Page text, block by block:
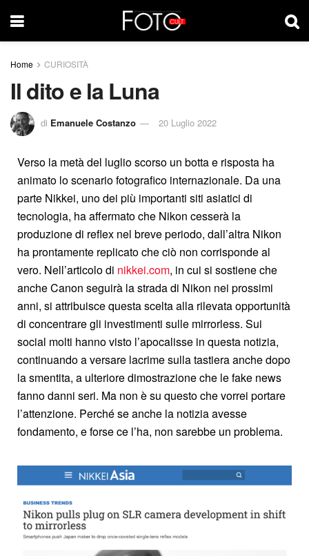
Home CURIOSITÀ
Il dito e la Luna
di Emanuele Costanzo 20 Luglio 2022
Verso la metà del luglio scorso un botta e risposta ha
animato lo scenario fotografico internazionale. Da una
parte Nikkei, uno dei più importanti siti asiatici di
tecnologia, ha affermato che Nikon cesserà la
produzione di reflex nel breve periodo, dall’altra Nikon
ha prontamente replicato che ciò non corrisponde al
vero. Nell’articolo di nikkei.com, in cui si sostiene che
anche Canon seguirà la strada di Nikon nei prossimi
anni, si attribuisce questa scelta alla rilevata opportunità
di concentrare gli investimenti sulle mirrorless. Sui
social molti hanno visto l’apocalisse in questa notizia,
continuando a versare lacrime sulla tastiera anche dopo
la smentita, a ulteriore dimostrazione che le fake news
fanno danni seri. Ma non è su questo che vorrei portare
l’attenzione. Perché se anche la notizia avesse
fondamento, e forse ce l’ha, non sarebbe un problema.